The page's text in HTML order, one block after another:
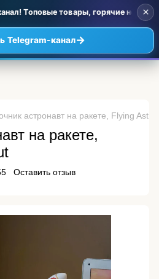
Топовые товары, горячие
Telegram-канал→
×
астронавт на ракете, Flying
на ракете,
Оставить отзыв